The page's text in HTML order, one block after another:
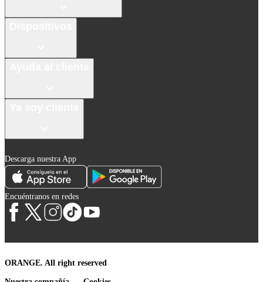
Descarga nuestra App
Encuéntranos en redes
ORANGE. All right reserved